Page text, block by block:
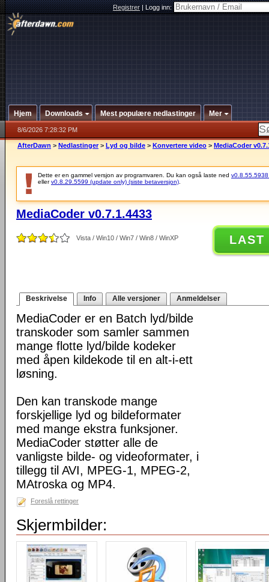
Registrer|Logg inn:
Hjem Downloads Mest populære nedlastinger Mer
8/6/2026 7:28:32 PM
AfterDawn > Nedlastinger > Lyd og bilde > Konvertere video > MediaCoder
Dette er en gammel versjon av programvaren. Du kan også laste ned v0.8.55.5938
ellerv0.8.29.5599 (update only) (siste betaversjon)
MediaCoder v0.7.1.4433
Vista / Win10 / Win7 / Win8 / WinXP LAST
Beskrivelse Info Alle versjoner Anmeldelser
MediaCoder er en Batch lyd/bilde
transkoder som samler sammen
mange flotte lyd/bilde kodeker
med åpen kildekode til en alt-i-ett
løsning.
Den kan transkode mange
forskjellige lyd og bildeformater
med mange ekstra funksjoner.
MediaCoder støtter alle de
vanligste bilde- og videoformater, i
tillegg til AVI, MPEG-1, MPEG-2,
MAtroska og MP4.
Foreslå rettinger
Skjermbilder: